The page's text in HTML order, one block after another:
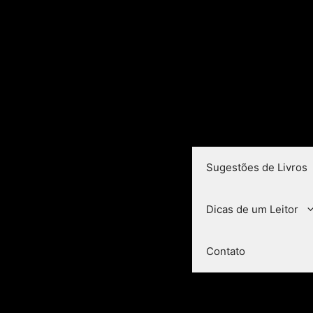
Sugestões de Livros
Dicas de um Leitor
Contato